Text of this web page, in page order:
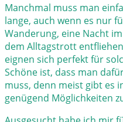
Manchmal muss man
lange, auch wenn es nur
Wanderung, eine Nacht
dem Alltagstrott
eignen sich perfekt für
Schöne ist, dass man
muss, denn meist gibt es
genügend Möglichkeiten